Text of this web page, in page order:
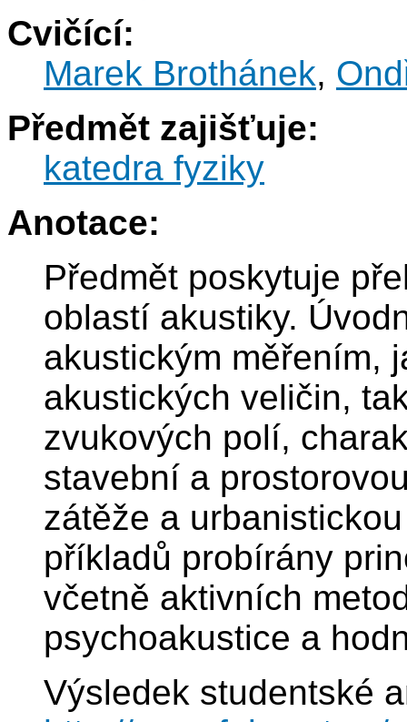
Cvičící:
Marek Brothánek,
Předmět zajišťuje:
katedra fyziky
Anotace:
Předmět poskytuje
oblastí akustiky.
akustickým měřením,
akustických veličin,
zvukových polí,
stavební a
zátěže a
příkladů probírány
včetně aktivních
psychoakustice a
Výsledek studentské